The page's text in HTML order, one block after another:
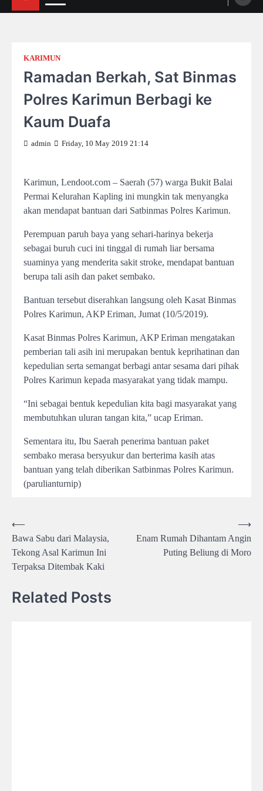
KARIMUN
Ramadan Berkah, Sat Binmas
Polres Karimun Berbagi ke
Kaum Duafa
admin Friday, 10 May 2019 21:14
Karimun, Lendoot.com – Saerah (57) warga Bukit Balai
Permai Kelurahan Kapling ini mungkin tak menyangka
akan mendapat bantuan dari Satbinmas Polres Karimun.
Perempuan paruh baya yang sehari-harinya bekerja
sebagai buruh cuci ini tinggal di rumah liar bersama
suaminya yang menderita sakit stroke, mendapat bantuan
berupa tali asih dan paket sembako.
Bantuan tersebut diserahkan langsung oleh Kasat Binmas
Polres Karimun, AKP Eriman, Jumat (10/5/2019).
Kasat Binmas Polres Karimun, AKP Eriman mengatakan
pemberian tali asih ini merupakan bentuk keprihatinan dan
kepedulian serta semangat berbagi antar sesama dari pihak
Polres Karimun kepada masyarakat yang tidak mampu.
“Ini sebagai bentuk kepedulian kita bagi masyarakat yang
membutuhkan uluran tangan kita,” ucap Eriman.
Sementara itu, Ibu Saerah penerima bantuan paket
sembako merasa bersyukur dan berterima kasih atas
bantuan yang telah diberikan Satbinmas Polres Karimun.
(parulianturnip)
Post
navigation
⟵
Bawa Sabu dari Malaysia,
Tekong Asal Karimun Ini
Terpaksa Ditembak Kaki
Enam Rumah Dihantam Angin
Puting Beliung di Moro
⟶
Related Posts